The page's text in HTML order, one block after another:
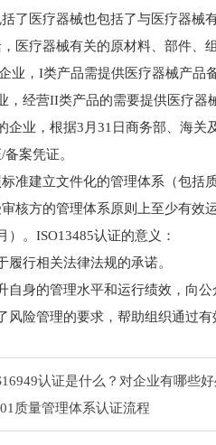
了医疗器械也包括了与医疗器械
医疗器械有关的原材料、部件、
业，I类产品需提供医疗器械产品
，经营II类产品的需要提供医疗器
企业，根据3月31日商务部、海
案凭证。
准建立文件化的管理体系（包括
核方的管理体系原则上至少有效
）。ISO13485认证的意义：
履行相关法律法规的承诺。
自身的管理水平和运行绩效，向公
风险管理的要求，帮助组织通过
认证是什么？对企业有哪些好
质量管理体系认证流程